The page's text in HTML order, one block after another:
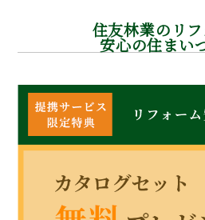
住友林業のリ
安心の住まい